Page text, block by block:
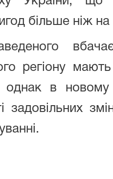
більше ніж
регіону
однак в
задовільних